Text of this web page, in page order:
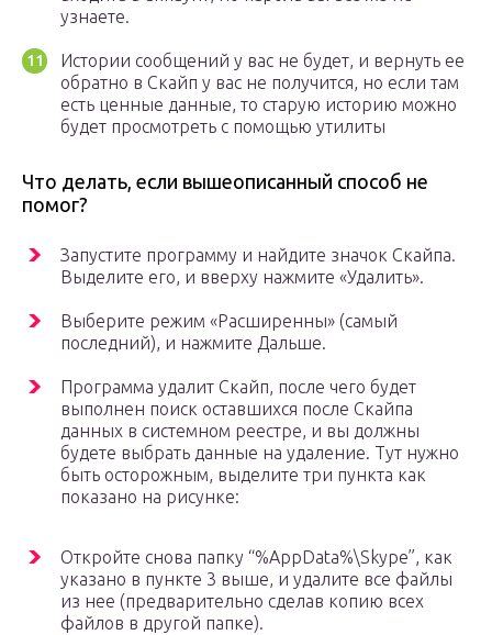
узнаете.
Истории сообщений у вас не будет, и вернуть ее
обратно в Скайп у вас не получится, но если там
есть ценные данные, то старую историю можно
будет просмотреть с помощью утилиты
Что делать, если вышеописанный способ не
помог?
Запустите программу и найдите значок Скайпа.
Выделите его, и вверху нажмите «Удалить».
Выберите режим «Расширенны» (самый
последний), и нажмите Дальше.
Программа удалит Скайп, после чего будет
выполнен поиск оставшихся после Скайпа
данных в системном реестре, и вы должны
будете выбрать данные на удаление. Тут нужно
быть осторожным, выделите три пункта как
показано на рисунке:
Откройте снова папку “%AppData%\Skype”, как
указано в пункте 3 выше, и удалите все файлы
из нее (предварительно сделав копию всех
файлов в другой папке).